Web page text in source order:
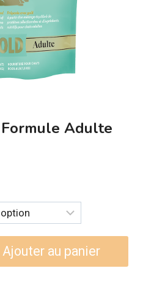
Formule Adulte
:
Ajouter au panier